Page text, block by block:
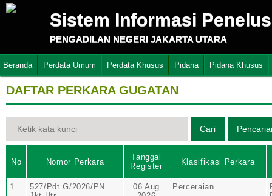
Sistem Informasi
PENGADILAN NEGERI JAKARTA UTARA
Beranda Perdata Umum Perdata Khusus Pidana Pidana Khusus
DAFTAR PERKARA GUGATAN
No Nomor Perkara
Tanggal
Register
Klasifikasi Perkara
1
527/Pdt.G/2026/PN
06 Aug
Perceraian